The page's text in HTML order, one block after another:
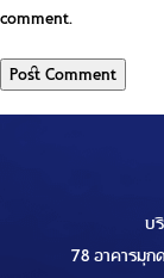
comment.
บ
78 อาคารมุก